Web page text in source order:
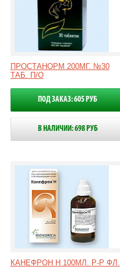
ПРОСТАНОРМ 200МГ. №30
ТАБ. П/О
ПОД ЗАКАЗ: 605 РУБ
В НАЛИЧИИ: 698 РУБ
КАНЕФРОН Н 100МЛ. Р-Р ФЛ.